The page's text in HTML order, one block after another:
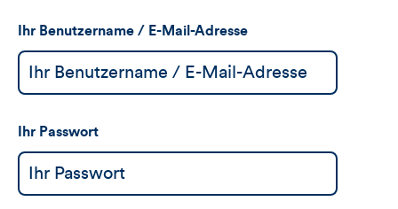
Ihr Benutzername / E-Mail-Adresse
Ihr Passwort